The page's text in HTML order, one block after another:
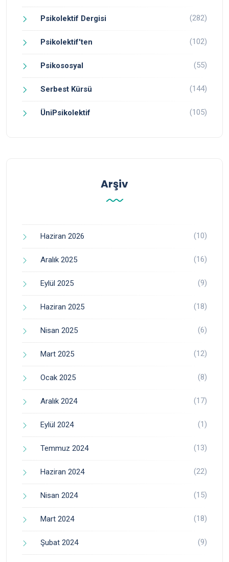
Psikolektif Dergisi (282)
Psikolektif'ten (102)
Psikososyal (55)
Serbest Kürsü (144)
ÜniPsikolektif (105)
Arşiv
Haziran 2026 (10)
Aralık 2025 (16)
Eylül 2025 (9)
Haziran 2025 (18)
Nisan 2025 (6)
Mart 2025 (12)
Ocak 2025 (8)
Aralık 2024 (17)
Eylül 2024 (1)
Temmuz 2024 (13)
Haziran 2024 (22)
Nisan 2024 (15)
Mart 2024 (18)
Şubat 2024 (9)